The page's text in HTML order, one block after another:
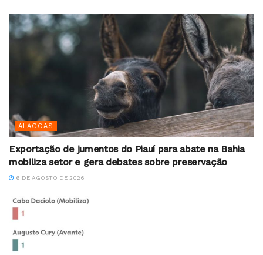
ALAGOAS
Exportação de jumentos do Piauí para abate na Bahia
mobiliza setor e gera debates sobre preservação
6 DE AGOSTO DE 2026